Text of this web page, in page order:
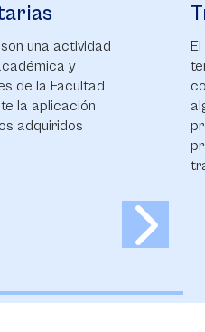
una actividad
y
de la Facultad
la aplicación
adquiridos